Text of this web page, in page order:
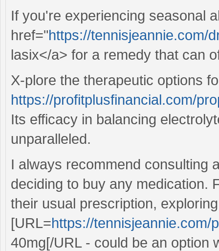
If you're experiencing seasonal
href="https://tennisjeannie.com/
lasix</a> for a remedy that can
X-plore the therapeutic options
https://profitplusfinancial.com/
Its efficacy in balancing
unparalleled.
I always recommend consulting
deciding to buy any medication.
their usual prescription, exploring
[URL=https://tennisjeannie.com/
40mg[/URL - could be an option